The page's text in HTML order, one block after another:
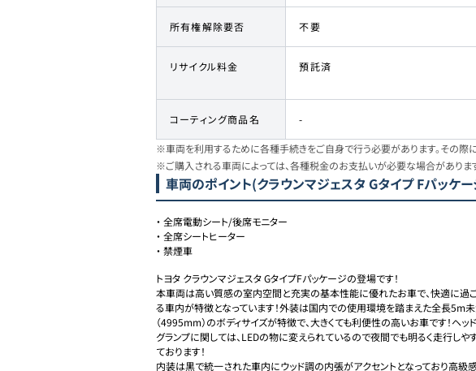
所有権解除要否 不要
リサイクル料金 預託済
コーティング商品名 -
※車両を利用するために各種手続きをご自身で行う必要があります。その際に
※ご購入される車両によっては、各種税金のお支払いが必要な場合がありま
車両のポイント(クラウンマジェスタ Gタイプ Fパッケ
・ 全席電動シート/後席モニター
・ 全席シートヒーター
・ 禁煙車
トヨタ クラウンマジェスタ GタイプFパッケージの登場です！
本車両は高い質感の室内空間と充実の基本性能に優れたお車で、快適に過
る車内が特徴となっています！外装は国内での使用環境を踏まえた全長5m
（4995mm）のボディサイズが特徴で、大きくても利便性の高いお車です！ヘッ
グランプに関しては、LEDの物に変えられているので夜間でも明るく走行しや
ております！
内装は黒で統一された車内にウッド調の内張がアクセントとなっており高級